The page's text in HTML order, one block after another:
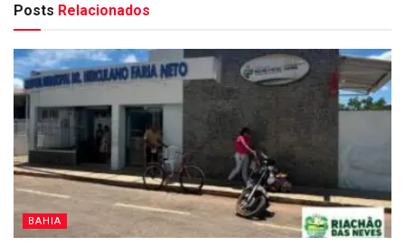
Posts Relacionados
BAHIA